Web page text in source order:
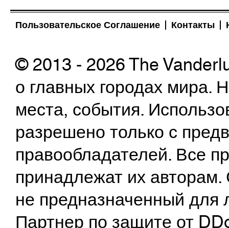
Пользовательское Соглашение Контакты
© 2013 - 2026 The
о главных городах
места, события.
разрешено только с
правообладателей. Все
принадлежат их
не предназначенный
Партнер по защите от